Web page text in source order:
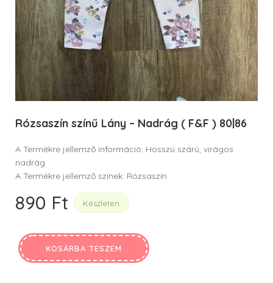
Rózsaszín színű Lány – Nadrág ( F&F ) 80|86
A Termékre jellemző információ: Hosszú szárú, virágos
nadrág
A Termékre jellemző színek: Rózsaszín
890 Ft Készleten
KOSÁRBA TESZEM